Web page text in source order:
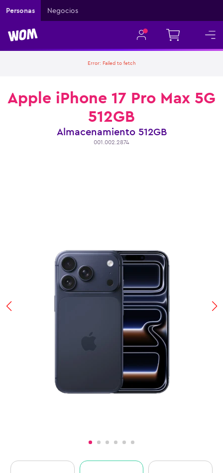
Personas Negocios
Error: Failed to fetch
Apple iPhone 17 Pro Max 5G
512GB
Almacenamiento 512GB
001.002.2874